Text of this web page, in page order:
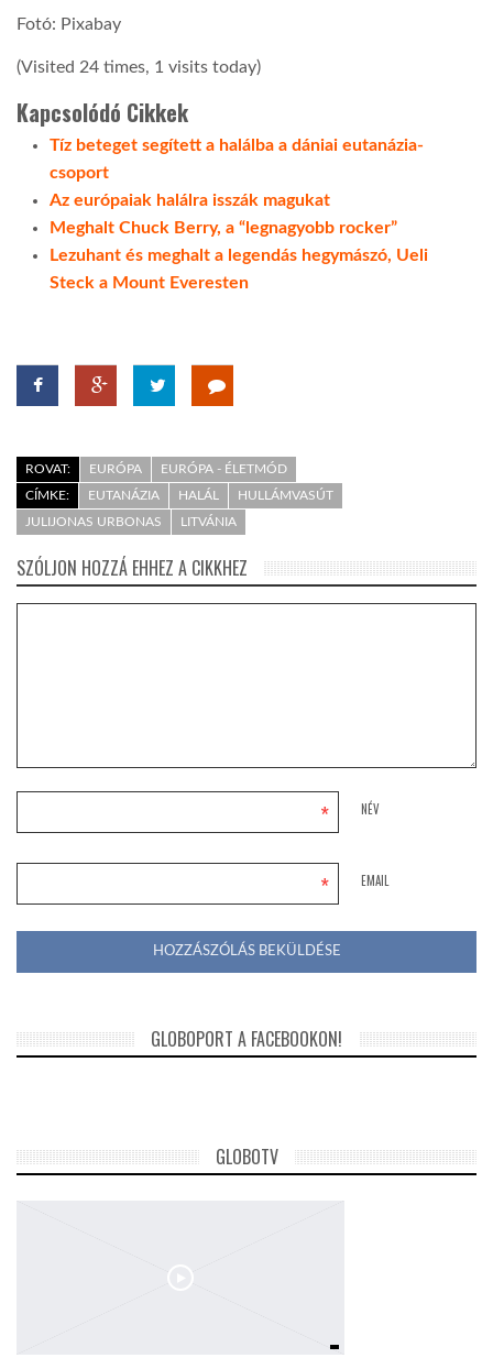
Fotó: Pixabay
(Visited 24 times, 1 visits today)
Kapcsolódó Cikkek
Tíz beteget segített a halálba a dániai eutanázia-
csoport
Az európaiak halálra isszák magukat
Meghalt Chuck Berry, a “legnagyobb rocker”
Lezuhant és meghalt a legendás hegymászó, Ueli
Steck a Mount Everesten
ROVAT: EURÓPA
EURÓPA - ÉLETMÓD
CÍMKE:
EUTANÁZIA HALÁL
HULLÁMVASÚT
JULIJONAS URBONAS
LITVÁNIA
SZÓLJON HOZZÁ EHHEZ A CIKKHEZ
NÉV
*
EMAIL
*
GLOBOPORT A FACEBOOKON!
GLOBOTV